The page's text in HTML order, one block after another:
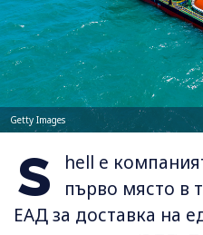
Getty Images
S
hell е
първо място в
ЕАД за доставка на